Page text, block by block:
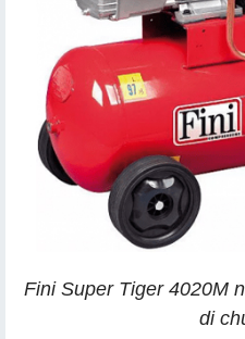
Fini Super Tiger 4020M
di